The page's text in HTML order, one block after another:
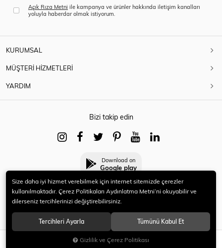
SEPETE EKLE
Açık Rıza Metni ile kampanya ve ürünler hakkında iletişim kanalları
yoluyla haberdar olmak istiyorum.
KURUMSAL
MÜŞTERİ HİZMETLERİ
YARDIM
Bizi takip edin
Download on
Google play
© 2021 HERYENİ. Tüm hakları saklıdır.
Size daha iyi hizmet verebilmek için internet sitemizde çerezler
kullanılmaktadır. Çerez Politikaları Aydınlatma Metni’ni okuyabilir ve
dilerseniz tercihlerinizi değiştirebilirsiniz.
Tercihleri Ayarla Tümünü Kabul Et
Gizlilik ve Çerez Politikası